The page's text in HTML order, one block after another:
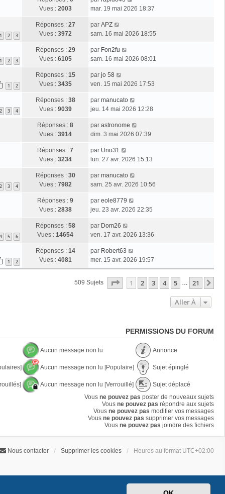
Vues : 2003
mar. 19 mai 2026 18:37
1 2 3
Réponses : 27
Vues : 3972
par APZ
sam. 16 mai 2026 18:55
1 2 3
Réponses : 29
Vues : 6105
par Fon2fu
sam. 16 mai 2026 08:01
1 2
Réponses : 15
Vues : 3435
par jo 58
ven. 15 mai 2026 17:53
2 3 4
Réponses : 38
Vues : 9039
par manucato
jeu. 14 mai 2026 12:28
Réponses : 8
Vues : 3914
par astronome
dim. 3 mai 2026 07:39
Réponses : 7
Vues : 3234
par Uno31
lun. 27 avr. 2026 15:13
2 3 4
Réponses : 30
Vues : 7982
par manucato
sam. 25 avr. 2026 10:56
Réponses : 9
Vues : 2838
par eole8779
jeu. 23 avr. 2026 22:35
4 5 6
Réponses : 58
Vues : 14654
par Dom26
ven. 17 avr. 2026 13:36
1 2
Réponses : 14
Vues : 4081
par Robert63
mer. 15 avr. 2026 19:57
509 Sujets Page Sur21
1 2 3 4 5 21
Aller À
PERMISSIONS DU FORUM
u
u
o
u
Aucun message non lu
u
s
g
n
Aucun message non lu [Populaire]
e
s
Aucun message non lu [Verrouillé]
n
o
c
e
Annonce
u
e
t
é
p
i
n
l
Sujet épinglé
S
u
j
e
t
é
l
Sujet déplacé
Vous ne pouvez pas poster de nouveaux sujets
Vous ne pouvez pas répondre aux sujets
Vous ne pouvez pas modifier vos messages
Vous ne pouvez pas supprimer vos messages
Vous ne pouvez pas joindre des fichiers
Nous contacter Supprimer les cookies Heures au format UTC+02:00